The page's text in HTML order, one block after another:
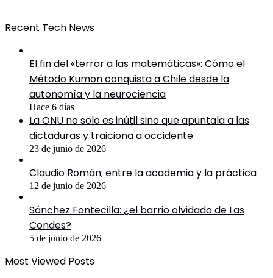
Recent Tech News
El fin del «terror a las matemáticas»: Cómo el
Método Kumon conquista a Chile desde la
autonomía y la neurociencia
Hace 6 días
La ONU no solo es inútil sino que apuntala a las
dictaduras y traiciona a occidente
23 de junio de 2026
Claudio Román; entre la academia y la práctica
12 de junio de 2026
Sánchez Fontecilla: ¿el barrio olvidado de Las
Condes?
5 de junio de 2026
Most Viewed Posts